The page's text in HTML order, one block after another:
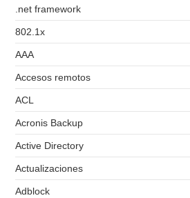
.net framework
802.1x
AAA
Accesos remotos
ACL
Acronis Backup
Active Directory
Actualizaciones
Adblock